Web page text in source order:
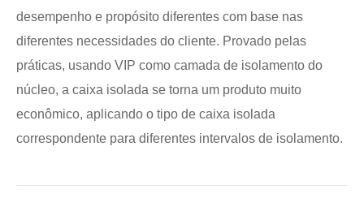
desempenho e propósito diferentes com base nas
diferentes necessidades do cliente. Provado pelas
práticas, usando VIP como camada de isolamento do
núcleo, a caixa isolada se torna um produto muito
econômico, aplicando o tipo de caixa isolada
correspondente para diferentes intervalos de isolamento.